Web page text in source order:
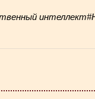
интеллект